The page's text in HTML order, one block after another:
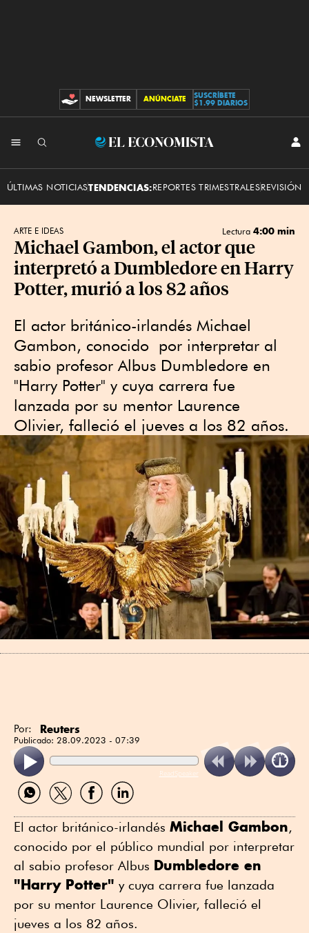
CONTRIBUCIONES
NEWSLETTER ANÚNCIATE
SUSCRÍBETE
$1.99 DIARIOS
El
ÚLTIMAS NOTICIASTENDENCIAS:REPORTES TRIMESTRALESREVISIÓN
ARTE E IDEAS Lectura 4:00 min
Michael Gambon, el actor que
interpretó a Dumbledore en Harry
Potter, murió a los 82 años
El actor británico-irlandés Michael
Gambon, conocido por interpretar al
sabio profesor Albus Dumbledore en
"Harry Potter" y cuya carrera fue
lanzada por su mentor Laurence
Olivier, falleció el jueves a los 82 años.
Por: Reuters
Publicado: 28.09.2023 - 07:39
ReadSpeaker
Compartir
por
Compartir
por
Compartir
por
Compartir
por
El actor británico-irlandés Michael Gambon,
conocido por el público mundial por interpretar
al sabio profesor Albus Dumbledore en
"Harry Potter" y cuya carrera fue lanzada
por su mentor Laurence Olivier, falleció el
jueves a los 82 años.